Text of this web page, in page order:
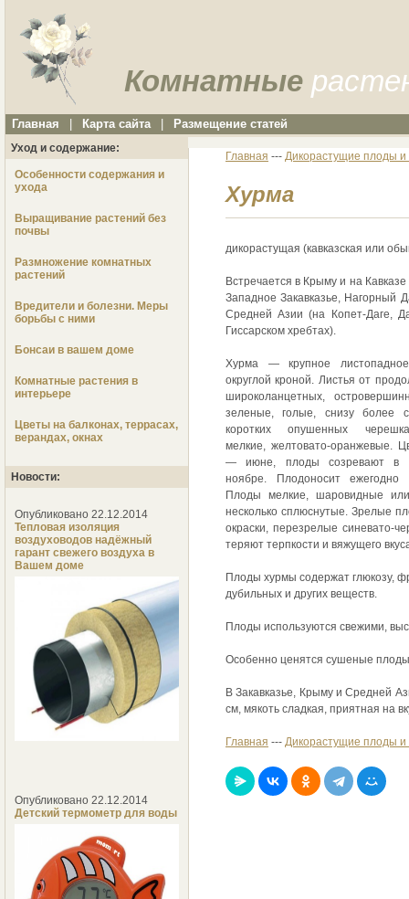
Комнатные
Главная Карта сайта Размещение статей
Уход и содержание:
Особенности содержания и
ухода
Выращивание растений без
почвы
Размножение комнатных
растений
Вредители и болезни. Меры
борьбы с ними
Бонсаи в вашем доме
Комнатные растения в
интерьере
Цветы на балконах, террасах,
верандах, окнах
Новости:
Опубликовано 22.12.2014
Тепловая изоляция
воздуховодов надёжный
гарант свежего воздуха в
Вашем доме
Опубликовано 22.12.2014
Детский термометр для воды
Главная --- Дикорастущие плоды и
Хурма
дикорастущая (кавказская или
Встречается в Крыму и на
Западное Закавказье, Нагорный
Средней Азии (на Копет-Даге,
Гиссарском хребтах).
Хурма — крупное
округлой кроной. Листья от
широколанцетных,
зеленые, голые, снизу более
коротких опушенных
мелкие, желтовато-оранжевые.
— июне, плоды созревают в
ноябре. Плодоносит ежегодно
Плоды мелкие, шаровидные
несколько сплюснутые. Зрелые
окраски, перезрелые синевато-
теряют терпкости и вяжущего
Плоды хурмы содержат глюкозу,
дубильных и других веществ.
Плоды используются свежими,
Особенно ценятся сушеные
В Закавказье, Крыму и Средней
см, мякоть сладкая, приятная на
Главная --- Дикорастущие плоды и